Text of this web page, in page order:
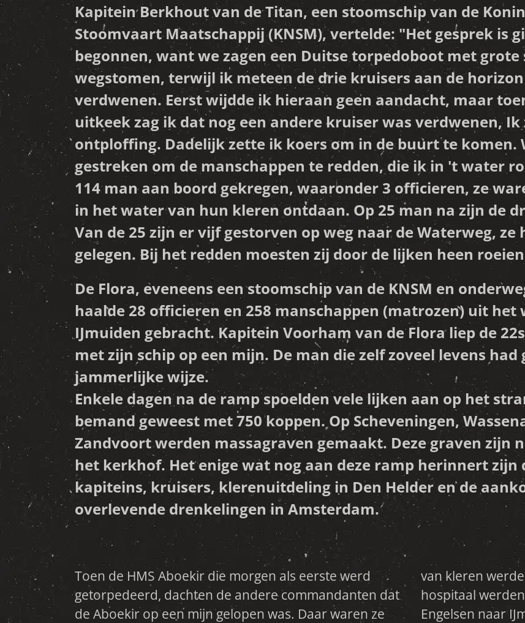
Kapitein Berkhout van de Titan, een stoomschip van de
Stoomvaart Maatschappij (KNSM), vertelde: "Het gesprek is
begonnen, want we zagen een Duitse torpedoboot met
wegstomen, terwijl ik meteen de drie kruisers aan de
verdwenen. Eerst wijdde ik hieraan geen aandacht, maar
uitkeek zag ik dat nog een andere kruiser was verdwenen,
ontploffing. Dadelijk zette ik koers om in de buurt te komen.
gestreken om de manschappen te redden, die ik in 't water
114 man aan boord gekregen, waaronder 3 officieren, ze
in het water van hun kleren ontdaan. Op 25 man na zijn de
Van de 25 zijn er vijf gestorven op weg naar de Waterweg,
gelegen. Bij het redden moesten zij door de lijken heen
De Flora, eveneens een stoomschip van de KNSM en
haalde 28 officieren en 258 manschappen (matrozen) uit
IJmuiden gebracht. Kapitein Voorham van de Flora liep de
met zijn schip op een mijn. De man die zelf zoveel levens
jammerlijke wijze.
Enkele dagen na de ramp spoelden vele lijken aan op het
bemand geweest met 750 koppen. Op Scheveningen,
Zandvoort werden massagraven gemaakt. Deze graven zijn
het kerkhof. Het enige wat nog aan deze ramp herinnert zijn
kapiteins, kruisers, klerenuitdeling in Den Helder en de
overlevende drenkelingen in Amsterdam.
Toen de HMS Aboekir die morgen als eerste werd
getorpedeerd, dachten de andere commandanten dat
de Aboekir op een mijn gelopen was. Daar waren ze
van kleren werden voorzien en de gewonden in het
hospitaal werden opgenomen. De Titan bracht de
Engelsen naar IJmuiden om ze van daaruit naar Den